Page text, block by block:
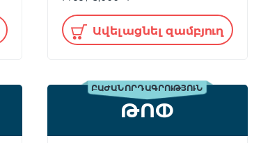
Ավելացնել զամբյուղ
ԲԱԺԱՆՈՐԴԱԳՐՈՒԹՅՈՒՆ
ԹՈՓ